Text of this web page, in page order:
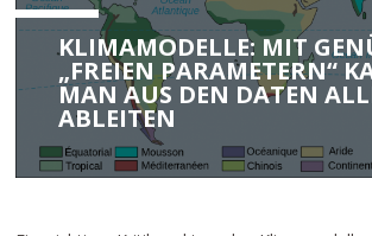
KLIMAMODELLE: MIT
„FREIEN PARAMETERN“
MAN AUS DEN DATEN
ABLEITEN